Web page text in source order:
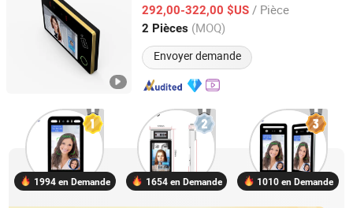
l'entrée et la sortie des bureaux, de
l'industrie et des stations
292,00-322,00 $US / Pièce
2 Pièces (MOQ)
Envoyer demande
Guangdong, China Depuis 2025
1994 en Demande 1654 en Demande 1010 en Demande